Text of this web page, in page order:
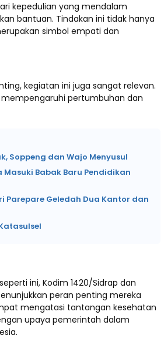
kepedulian yang mendalam
bantuan. Tindakan ini tidak hanya
simbol empati dan
kegiatan ini juga sangat relevan.
pertumbuhan dan
Soppeng dan Wajo Menyusul
Babak Baru Pendidikan
Parepare Geledah Dua Kantor dan
ini, Kodim 1420/Sidrap dan
peran penting mereka
mengatasi tantangan kesehatan
upaya pemerintah dalam